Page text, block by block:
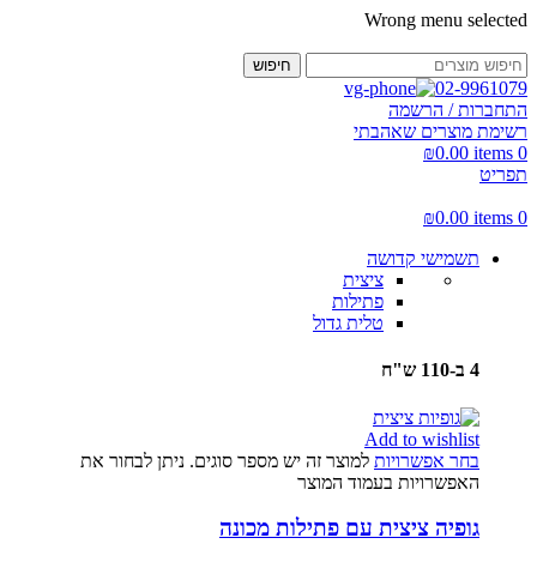
Wrong menu selected
חיפוש
02-9961079
התחברות / הרשמה
רשימת מוצרים שאהבתי
0
items
₪0.00
תפריט
0
items
₪0.00
תשמישי קדושה
ציצית
פתילות
טלית גדול
4 ב-110 ש"ח
Add to wishlist
בחר אפשרויות למוצר זה יש מספר סוגים. ניתן לבחור את
האפשרויות בעמוד המוצר
גופיה ציצית עם פתילות מכונה